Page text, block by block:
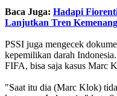
Baca Juga: Hadapi
Lanjutkan Tren
PSSI juga mengecek
kepemilikan darah
FIFA, bisa saja kasus Marc
"Saat itu dia (Marc Klok)